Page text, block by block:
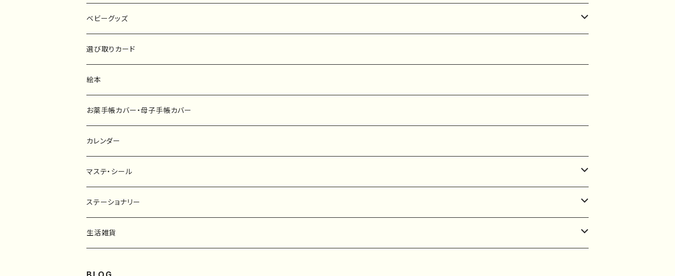
原画
ポスター
ファブリックボード
キーホルダー
ポストカード
ベビーグッズ
マタニティーマーク
選び取りカード
カーステッカー
タペストリー
選び取りカード
絵本
お薬手帳カバー・母子手帳カバー
カレンダー
マステ・シール
マスキングテープ
フレークシール
ステーショナリー
一筆箋
生活雑貨